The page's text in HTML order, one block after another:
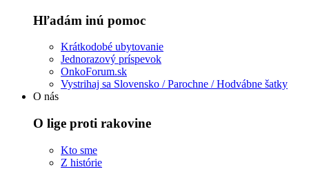
Hľadám inú pomoc
Krátkodobé ubytovanie
Jednorazový príspevok
OnkoForum.sk
Vystrihaj sa Slovensko / Parochne / Hodvábne šatky
O nás
O lige proti rakovine
Kto sme
Z histórie